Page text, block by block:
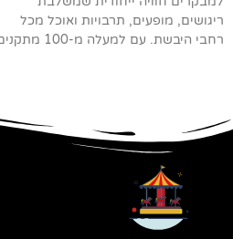
ריגושים, מופעים, תרבויות ואוכל מכל
רחבי היבשת. עם למעלה מ-100 מתקנים